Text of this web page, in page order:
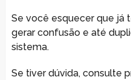
Se você esquecer que já
gerar confusão e até
sistema.
Se tiver dúvida, consulte